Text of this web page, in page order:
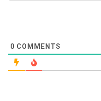
0 COMMENTS